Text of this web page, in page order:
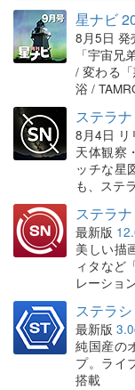
星ナビ
8月5日 発
「宇宙兄
/ 変わる
浴 /
ステラ
8月4日 リ
天体観察
ッチな星
も、ステ
ステラ
最新版
美しい描
ィタなど
レーショ
ステラ
最新版
純国産の
プ。ライ
搭載